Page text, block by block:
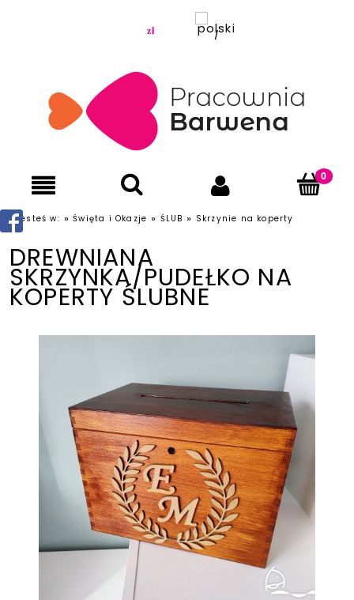
Jesteś w: » Święta i Okazje » ŚLUB » Skrzynie na koperty
DREWNIANA
SKRZYNKA/PUDEŁKO NA
KOPERTY ŚLUBNE